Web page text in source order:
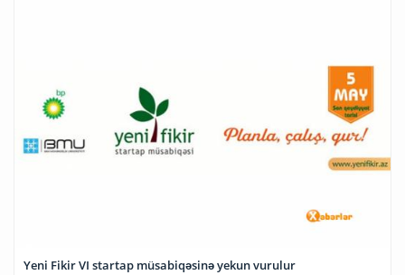
Yeni Fikir VI startap müsabiqəsinə yekun vurulur